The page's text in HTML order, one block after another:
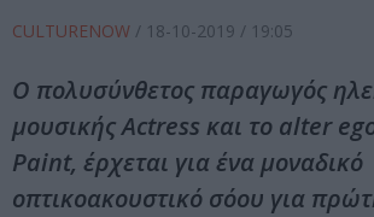
CULTURENOW / 18-10-2019 / 19:05
Ο πολυσύνθετος παραγωγός
μουσικής Actress και το alter
Paint, έρχεται για ένα μοναδικό
οπτικοακουστικό σόου για